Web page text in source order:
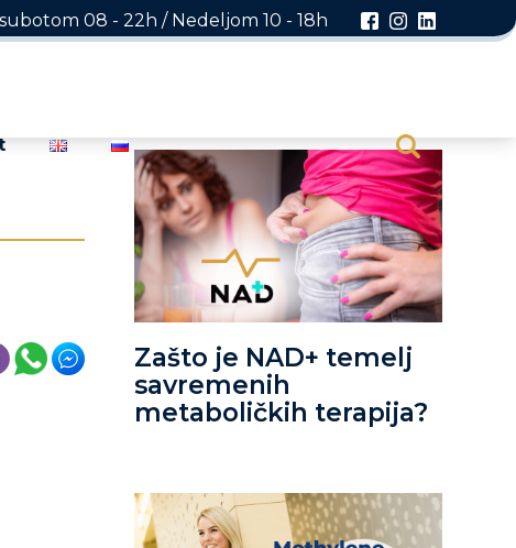
08 - 22h / Nedeljom 10 - 18h
Zašto je NAD+ temelj
savremenih
metaboličkih terapija?